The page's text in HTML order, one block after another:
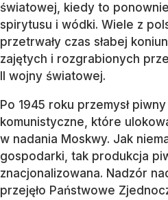
światowej, kiedy to
spirytusu i wódki. Wiele z
przetrwały czas słabej
zajętych i rozgrabionych
II wojny światowej.
Po 1945 roku przemysł
komunistyczne, które
w nadania Moskwy. Jak
gospodarki, tak produkcja
znacjonalizowana. Nadzór
przejęło Państwowe